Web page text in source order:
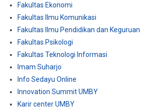
Fakultas Ekonomi
Fakultas Ilmu Komunikasi
Fakultas Ilmu Pendidikan dan Keguruan
Fakultas Psikologi
Fakultas Teknologi Informasi
Imam Suharjo
Info Sedayu Online
Innovation Summit UMBY
Karir center UMBY